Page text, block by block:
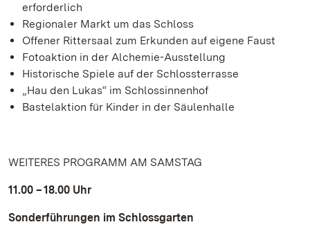
erforderlich
Regionaler Markt um das Schloss
Offener Rittersaal zum Erkunden auf eigene Faust
Fotoaktion in der Alchemie-Ausstellung
Historische Spiele auf der Schlossterrasse
„Hau den Lukas“ im Schlossinnenhof
Bastelaktion für Kinder in der Säulenhalle
WEITERES PROGRAMM AM SAMSTAG
11.00 – 18.00 Uhr
Sonderführungen im Schlossgarten